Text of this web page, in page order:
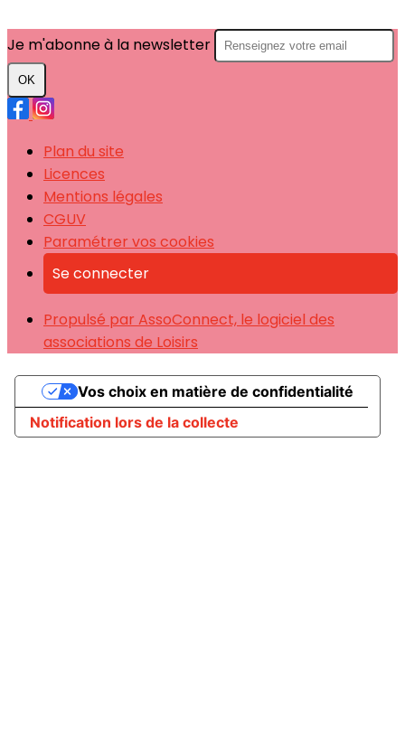
Je m'abonne à la newsletter
OK
Plan du site
Licences
Mentions légales
CGUV
Paramétrer vos cookies
Se connecter
Propulsé par AssoConnect, le logiciel des
associations de Loisirs
Notification lors de la collecte
Vos choix en matière de confidentialité